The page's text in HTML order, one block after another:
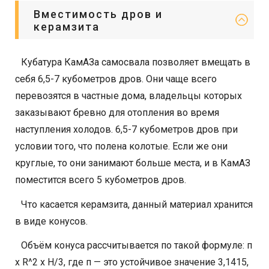
Вместимость дров и
керамзита
Кубатура КамАЗа самосвала позволяет вмещать в
себя 6,5-7 кубометров дров. Они чаще всего
перевозятся в частные дома, владельцы которых
заказывают бревно для отопления во время
наступления холодов. 6,5-7 кубометров дров при
условии того, что полена колотые. Если же они
круглые, то они занимают больше места, и в КамАЗ
поместится всего 5 кубометров дров.
Что касается керамзита, данный материал хранится
в виде конусов.
Объём конуса рассчитывается по такой формуле: п
х R^2 х H/3, где п — это устойчивое значение 3,1415,